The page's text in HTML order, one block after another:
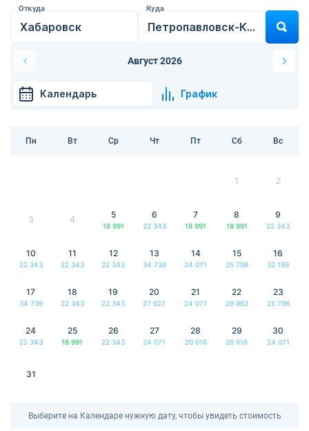
Откуда Куда
Август 2026
Календарь График
Пн Вт Ср Чт Пт Сб Вс
1 2
3 4 5
18 991
6
22 343
7
18 991
8
18 991
9
22 343
10
22 343
11
22 343
12
22 343
13
34 739
14
24 071
15
25 798
16
32 199
17
34 739
18
22 343
19
22 343
20
27 627
21
24 071
22
29 862
23
25 798
24
22 343
25
18 991
26
22 343
27
24 071
28
20 616
29
20 616
30
24 071
31
Выберите на Календаре нужную дату, чтобы увидеть стоимость